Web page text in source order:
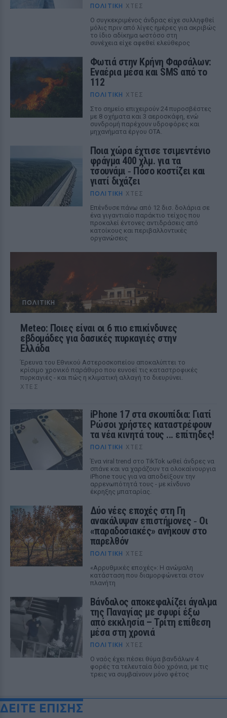
ΠΟΛΙΤΙΚΉ ΧΤΕΣ
Ο συγκεκριμένος άνδρας είχε συλληφθεί
μόλις πριν από λίγες ημέρες για ακριβώς
το ίδιο αδίκημα ωστόσο στη
συνέχεια είχε αφεθεί ελεύθερος
Φωτιά στην Κρήνη Φαρσάλων:
Εναέρια μέσα και SMS από το
112
ΠΟΛΙΤΙΚΉ ΧΤΕΣ
Στο σημείο επιχειρούν 24 πυροσβέστες
με 8 οχήματα και 3 αεροσκάφη, ενώ
συνδρομή παρέχουν υδροφόρες και
μηχανήματα έργου ΟΤΑ.
Ποια χώρα έχτισε τσιμεντένιο
φράγμα 400 χλμ. για τα
τσουνάμι ‑ Πόσο κοστίζει και
γιατί διχάζει
ΠΟΛΙΤΙΚΉ ΧΤΕΣ
Επένδυσε πάνω από 12 δισ. δολάρια σε
ένα γιγαντιαίο παράκτιο τείχος που
προκαλεί έντονες αντιδράσεις από
κατοίκους και περιβαλλοντικές
οργανώσεις
ΠΟΛΙΤΙΚΉ
Meteo: Ποιες είναι οι 6 πιο επικίνδυνες
εβδομάδες για δασικές πυρκαγιές στην
Ελλάδα
Έρευνα του Εθνικού Αστεροσκοπείου αποκαλύπτει το
κρίσιμο χρονικό παράθυρο που ευνοεί τις καταστροφικές
πυρκαγιές - και πώς η κλιματική αλλαγή το διευρύνει.
ΧΤΕΣ
iPhone 17 στα σκουπίδια: Γιατί
Ρώσοι χρήστες καταστρέφουν
τα νέα κινητά τους ... επίτηδες!
ΠΟΛΙΤΙΚΉ ΧΤΕΣ
Ένα viral trend στο TikTok ωθεί άνδρες να
σπάνε και να χαράζουν τα ολοκαίνουργια
iPhone τους για να αποδείξουν την
αρρενωπότητά τους - με κίνδυνο
έκρηξης μπαταρίας.
Δύο νέες εποχές στη Γη
ανακάλυψαν επιστήμονες ‑ Oι
«παραδοσιακές» ανήκουν στο
παρελθόν
ΠΟΛΙΤΙΚΉ ΧΤΕΣ
«Αρρυθμικές εποχές»: Η ανώμαλη
κατάσταση που διαμορφώνεται στον
πλανήτη
Βάνδαλος αποκεφαλίζει άγαλμα
της Παναγίας με σφυρί έξω
από εκκλησία – Τρίτη επίθεση
μέσα στη χρονιά
ΠΟΛΙΤΙΚΉ ΧΤΕΣ
Ο ναός έχει πέσει θύμα βανδάλων 4
φορές τα τελευταία δύο χρόνια, με τις
τρεις να συμβαίνουν μόνο φέτος
ΔΕΙΤΕ ΕΠΙΣΗΣ